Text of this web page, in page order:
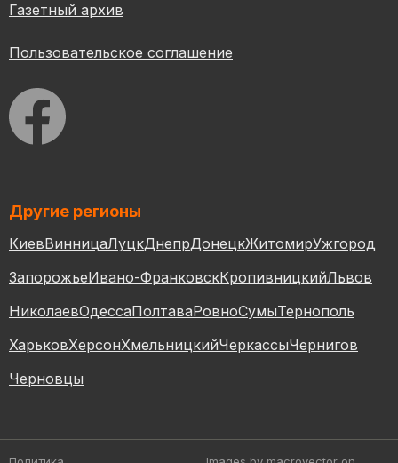
Газетный архив
Пользовательское соглашение
Другие регионы
КиевВинницаЛуцкДнепрДонецкЖитомирУжгород
ЗапорожьеИвано-ФранковскКропивницкийЛьвов
НиколаевОдессаПолтаваРовноСумыТернополь
ХарьковХерсонХмельницкийЧеркассыЧернигов
Черновцы